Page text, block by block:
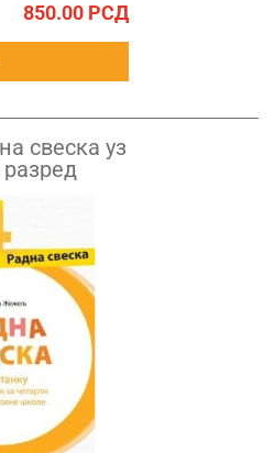
850.00 РСД
свеска уз
разред